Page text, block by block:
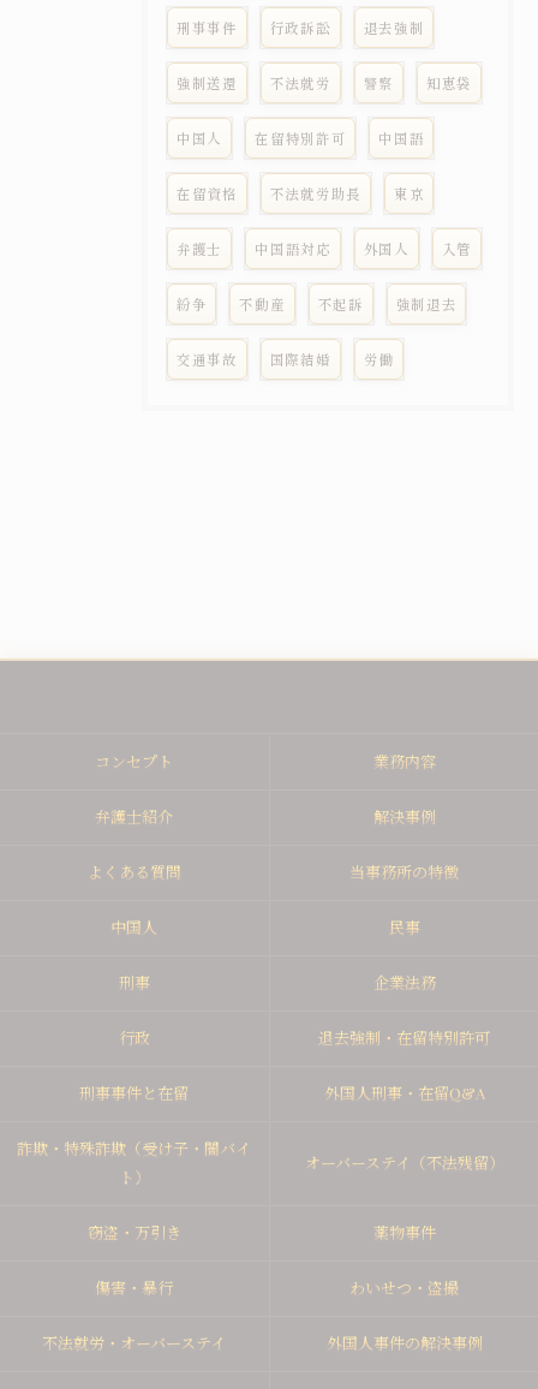
刑事事件 行政訴訟 退去強制
強制送還 不法就労 警察 知恵袋
中国人 在留特別許可 中国語
在留資格 不法就労助長 東京
弁護士 中国語対応 外国人 入管
紛争 不動産 不起訴 強制退去
交通事故 国際結婚 労働
コンセプト 業務内容
弁護士紹介 解決事例
よくある質問 当事務所の特徴
中国人 民事
刑事 企業法務
行政 退去強制・在留特別許可
刑事事件と在留 外国人刑事・在留Q&A
詐欺・特殊詐欺（受け子・闇バイ
ト）
オーバーステイ（不法残留）
窃盗・万引き 薬物事件
傷害・暴行 わいせつ・盗撮
不法就労・オーバーステイ 外国人事件の解決事例